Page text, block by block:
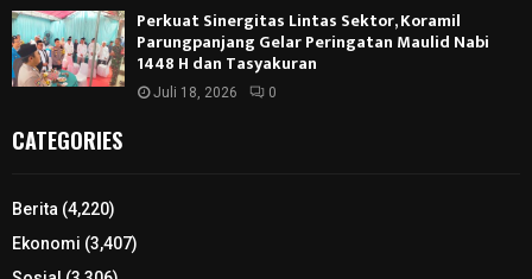
Perkuat Sinergitas Lintas Sektor, Koramil
Parungpanjang Gelar Peringatan Maulid Nabi
1448 H dan Tasyakuran
Juli 18, 2026 0
CATEGORIES
Berita (4,220)
Ekonomi (3,407)